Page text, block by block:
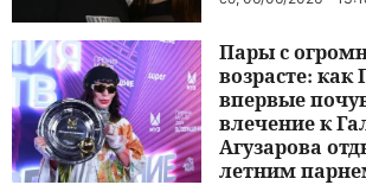
Пары с
возрасте: как
впервые
влечение к
Агузарова
летним